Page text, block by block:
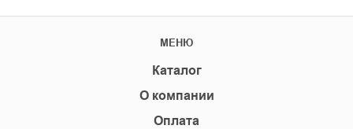
МЕНЮ
Каталог
О компании
Оплата